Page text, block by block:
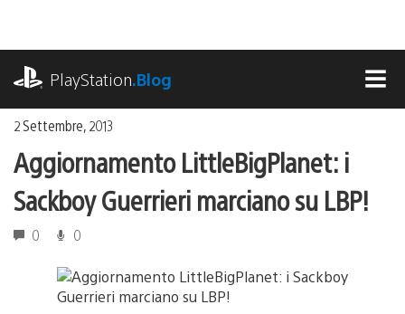
contenuto
PlayStation.Blog
2 Settembre, 2013
Aggiornamento LittleBigPlanet: i
Sackboy Guerrieri marciano su LBP!
0 0